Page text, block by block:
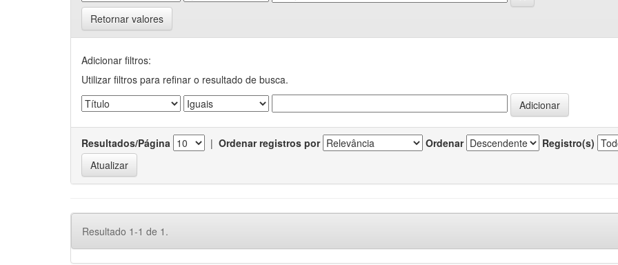
Retornar valores
Adicionar filtros:
Utilizar filtros para refinar o resultado de busca.
Resultados/Página | Ordenar registros por Ordenar Registro(s)
Resultado 1-1 de 1.